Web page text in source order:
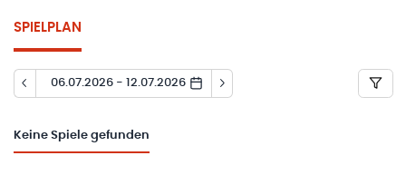
SPIELPLAN
06.07.2026 - 12.07.2026
Keine Spiele gefunden